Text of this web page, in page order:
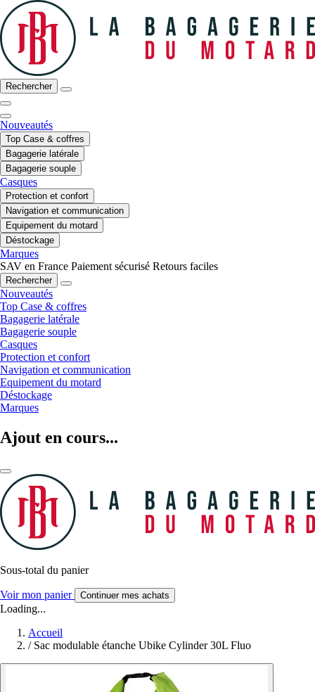
Rechercher
Nouveautés
Top Case & coffres
Bagagerie latérale
Bagagerie souple
Casques
Protection et confort
Navigation et communication
Equipement du motard
Déstockage
Marques
SAV en France Paiement sécurisé Retours faciles
Rechercher
Nouveautés
Top Case & coffres
Bagagerie latérale
Bagagerie souple
Casques
Protection et confort
Navigation et communication
Equipement du motard
Déstockage
Marques
Ajout en cours...
Sous-total du panier
Voir mon panier Continuer mes achats
Loading...
Accueil
/ Sac modulable étanche Ubike Cylinder 30L Fluo